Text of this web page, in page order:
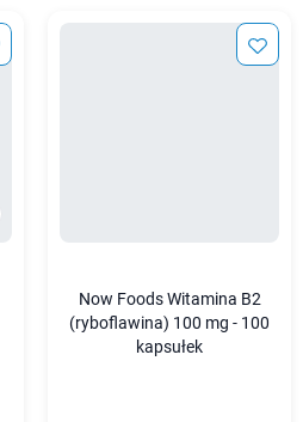
Now Foods Witamina B2
(ryboflawina) 100 mg - 100
kapsułek